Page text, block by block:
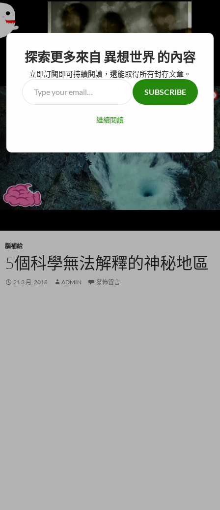
異想世界
要
容
腦補給
5個科學無法解釋的神秘地區
21 3 月, 2018 ADMIN 發佈留言
探索更多來自 異想世界 的內容
立即訂閱即可持續閱讀，還能取得所有封存文章。
Type
your
SUBSCRIBE
繼續閱讀